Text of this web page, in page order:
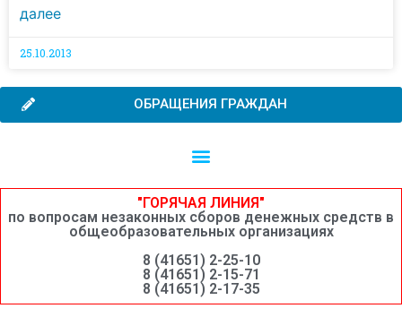
далее
25.10.2013
ОБРАЩЕНИЯ ГРАЖДАН
"ГОРЯЧАЯ ЛИНИЯ"
по вопросам незаконных сборов денежных средств в
общеобразовательных организациях
8 (41651) 2-25-10
8 (41651) 2-15-71
8 (41651) 2-17-35